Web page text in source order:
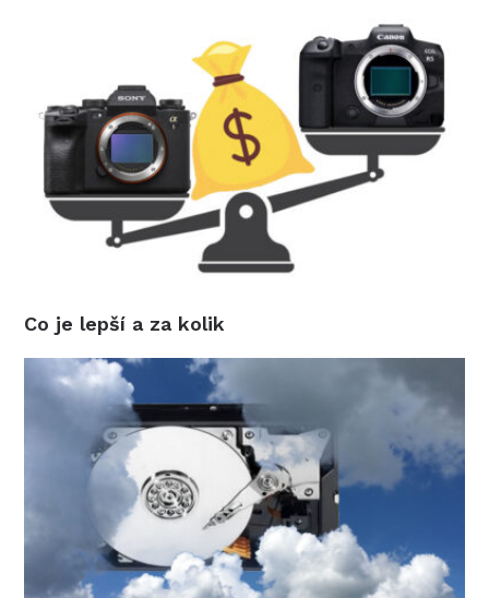
Co je lepší a za kolik